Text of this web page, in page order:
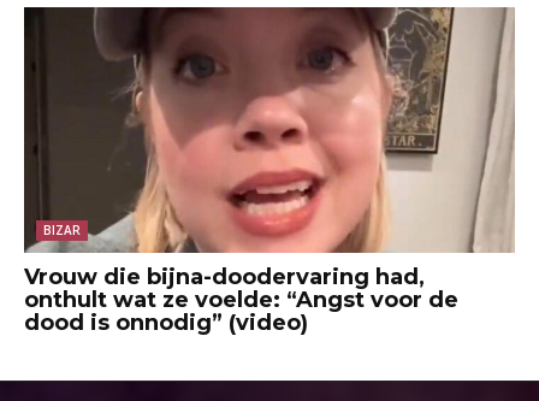
BIZAR
Vrouw die bijna-doodervaring had,
onthult wat ze voelde: “Angst voor de
dood is onnodig” (video)